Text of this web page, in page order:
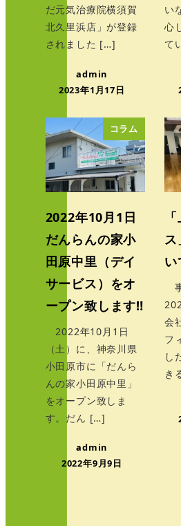
だ元気治療院横須賀
北久里浜店」が登録
されました […]
admin
2023年1月17日
い
心
て
コラム
2022年10月1日
だんらんの家小
田原中里（デイ
サービス）をオ
ープン致します‼
2022年10月1日
（土）に、神奈川県
小田原市に「だんら
んの家小田原中里」
をオープン致しま
す。だん […]
admin
2022年9月9日
い
会
フ
し
き